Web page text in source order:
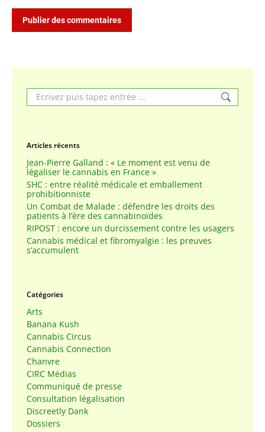
Publier des commentaires
Search:
Articles récents
Jean-Pierre Galland : « Le moment est venu de
légaliser le cannabis en France »
SHC : entre réalité médicale et emballement
prohibitionniste
Un Combat de Malade : défendre les droits des
patients à l’ère des cannabinoïdes
RIPOST : encore un durcissement contre les usagers
Cannabis médical et fibromyalgie : les preuves
s’accumulent
Catégories
Arts
Banana Kush
Cannabis Circus
Cannabis Connection
Chanvre
CIRC Médias
Communiqué de presse
Consultation légalisation
Discreetly Dank
Dossiers